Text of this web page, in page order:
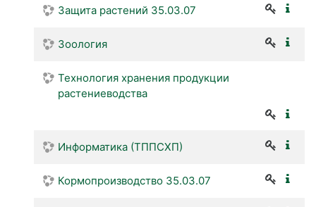
Защита растений 35.03.07
Зоология
Технология хранения продукции
растениеводства
Информатика (ТППСХП)
Кормопроизводство 35.03.07